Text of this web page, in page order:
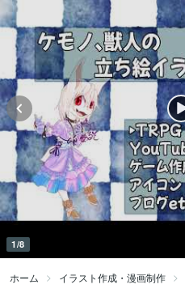
1/8
ホーム イラスト作成・漫画制作